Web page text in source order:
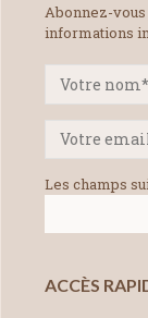
Abonnez-
informations
Les champs
ACCÈS